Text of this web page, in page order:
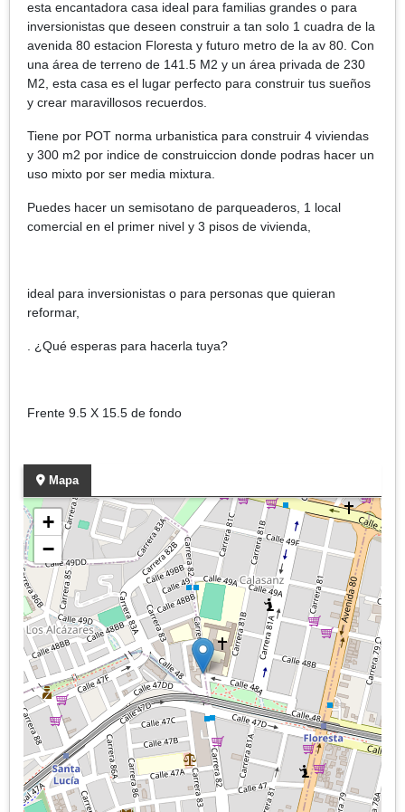
esta encantadora casa ideal para familias grandes o para
inversionistas que deseen construir a tan solo 1 cuadra de la
avenida 80 estacion Floresta y futuro metro de la av 80. Con
una área de terreno de 141.5 M2 y un área privada de 230
M2, esta casa es el lugar perfecto para construir tus sueños
y crear maravillosos recuerdos.
Tiene por POT norma urbanistica para construir 4 viviendas
y 300 m2 por indice de construiccion donde podras hacer un
uso mixto por ser media mixtura.
Puedes hacer un semisotano de parqueaderos, 1 local
comercial en el primer nivel y 3 pisos de vivienda,
ideal para inversionistas o para personas que quieran
reformar,
. ¿Qué esperas para hacerla tuya?
Frente 9.5 X 15.5 de fondo
Mapa
+
−